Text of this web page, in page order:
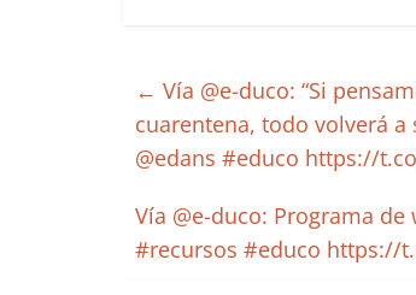
← Vía @e-duco: “Si
cuarentena, todo volverá
@edans #educo https://
Vía @e-duco: Programa
#recursos #educo https://